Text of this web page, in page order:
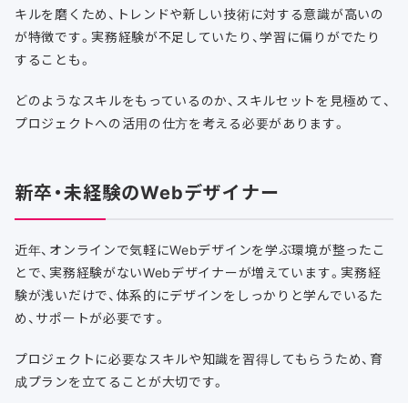
キルを磨くため、トレンドや新しい技術に対する意識が高いの
が特徴です。実務経験が不足していたり、学習に偏りがでたり
することも。
どのようなスキルをもっているのか、スキルセットを見極めて、
プロジェクトへの活用の仕方を考える必要があります。
新卒・未経験のWebデザイナー
近年、オンラインで気軽にWebデザインを学ぶ環境が整ったこ
とで、実務経験がないWebデザイナーが増えています。実務経
験が浅いだけで、体系的にデザインをしっかりと学んでいるた
め、サポートが必要です。
プロジェクトに必要なスキルや知識を習得してもらうため、育
成プランを立てることが大切です。